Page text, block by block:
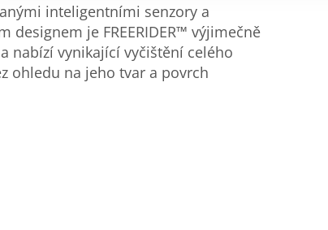
inteligentními senzory a
designem je FREERIDER™ výjimečně
nabízí vynikající vyčištění celého
ohledu na jeho tvar a povrch